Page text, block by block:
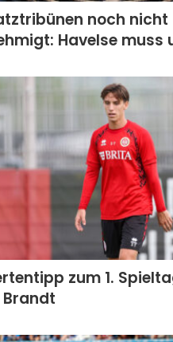
noch nicht
Havelse muss
zum 1.
Brandt